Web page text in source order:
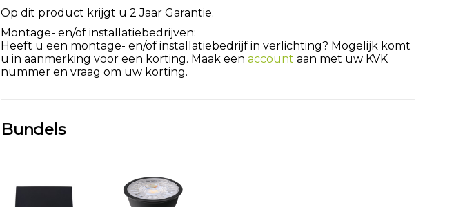
Op dit product krijgt u 2 Jaar Garantie.
Montage- en/of installatiebedrijven:
Heeft u een montage- en/of installatiebedrijf in verlichting? Mogelijk komt
u in aanmerking voor een korting. Maak een account aan met uw KVK
nummer en vraag om uw korting.
Bundels